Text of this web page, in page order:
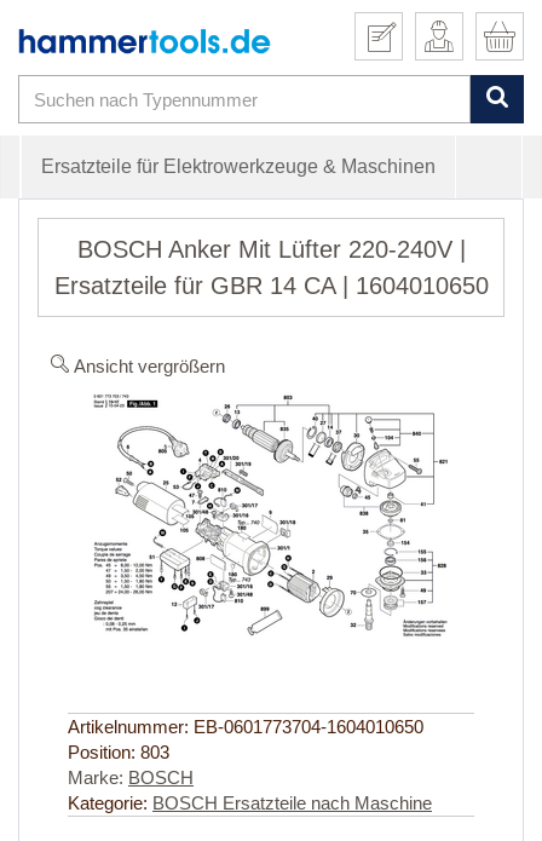
Ersatzteile für Elektrowerkzeuge & Maschinen
BOSCH Anker Mit Lüfter 220-240V |
Ersatzteile für GBR 14 CA | 1604010650
Ansicht vergrößern
Artikelnummer: EB-0601773704-1604010650
Position: 803
Marke: BOSCH
Kategorie: BOSCH Ersatzteile nach Maschine